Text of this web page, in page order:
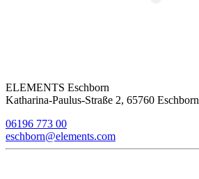
ELEMENTS Eschborn
Katharina-Paulus-Straße 2, 65760 Eschborn
06196 773 00
eschborn@elements.com